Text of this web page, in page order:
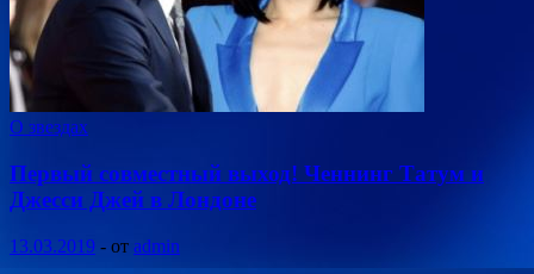
О звездах
Первый совместный выход! Ченнинг Татум и
Джесси Джей в Лондоне
13.03.2019 - от admin